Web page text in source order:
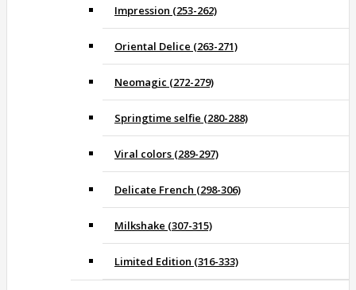
Impression (253-262)
Oriental Delice (263-271)
Neomagic (272-279)
Springtime selfie (280-288)
Viral colors (289-297)
Delicate French (298-306)
Milkshake (307-315)
Limited Edition (316-333)